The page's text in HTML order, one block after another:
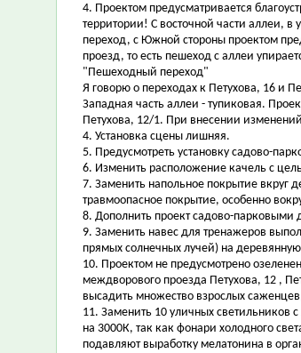
4. Проектом предусматривается
территории! С восточной части аллеи,
переход, с Южной стороны проектом
проезд, то есть пешеход с аллеи
"Пешеходный переход"
Я говорю о переходах к Петухова, 16 и
Западная часть аллеи - тупиковая.
Петухова, 12/1. При внесении
4. Установка сцены лишняя.
5. Предусмотреть установку садово-
6. Изменить расположение качель с
7. Заменить напольное покрытие вкруг
травмоопасное покрытие, особенно
8. Дополнить проект садово-
9. Заменить навес для тренажеров
прямых солнечных лучей) на
10. Проектом не предусмотрено
междворового проезда Петухова, 12 ,
высадить множество взрослых
11. Заменить 10 уличных светильников
на 3000К, так как фонари холодного
подавляют выработку мелатонина в